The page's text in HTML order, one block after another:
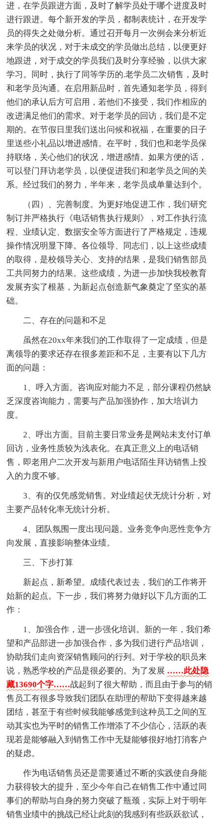
进，在学员跟进方面，及时了解学员处于哪个进度及时
进行跟进。每个新开发的学员，都制表统计，在开发学
员的得失之处做分析。通过召开每月一次例会来分析近
来学员的状况，对于未成交的学员做出总结，以便更好
地跟进，对于成交的学员我们及时分享经验，以供大家
学习。同时，执行了同等学历的.老学员二次销售，及时
和老学员沟通。在启用新品时，首先通知老学员，得到
他们的承认后方可启用，若他们不接受，我们作相应的
改进满足他们的需求。对于老学员的回访，我们是不定
期的。在节假日里我们送出问候和祝福，在重要的日子
里送些小礼品以增进感情。在平时，我们也和老学员保
持联络，关心他们的状况，增进感情。如果方便的话，
可以登门拜访老学员，以便促进我们和老学员之间的关
系。经过我们的努力，半年来，老学员成单量达到个。
（四）、完善制度。为更好地促进工作，我们研究
制订并严格执行《电话销售执行规则》，对工作执行流
程、业绩认定、数据安全等方面进行了严格规定，违规
操作情况明显下降。各位领导、同志们，以上这些成绩
的取得，是校领导关心、支持的结果，是我们销售部员
工共同努力的结果。这些成绩，为进一步加快我校教育
发展夯实了根基，为新起点创造新气象奠定了坚实的基
础。
二、存在的问题和不足
虽然在20xx年来我们的工作取得了一定成绩，但是
离领导的要求还存在很多差距和不足，主要有以下几方
面的问题：
1、呼入方面。咨询应对能力不足，部分课程仍然缺
乏深度咨询能力，需要与产品加强协作，加大培训力
度。
2、呼出方面。目前主要日常业务是网站未支付订单
回访，业务性质较为浅表化。在真正意义上的电话销
售，即老用户二次开发与新用户电话陌生拜访销售上投
入的力度不够。
3、有的仅凭感觉销售。对业绩起伏无统计分析，对
主要产品转化率无统计分析。
4、团队氛围一度出现问题。业务竞争向恶性竞争方
向发展，直接影响整体业绩。
三、下步打算
新起点，新希望。成绩代表过去，我们的工作将开
始新的起点。下一步，我们将努力做好以下几方面的工
作：
1、加强合作，进一步强化培训。新的一年，我们希
望和产品部进一步加强合作，多为我们进行产品培训，
协助我们走向资深销售顾问的行列。对于学校的职员来
说，熟悉学校的产品是很必要的。为了发展 ……此处隐
藏13690个字……战起到了很大帮助，而且由于参与的销
售员工有很多导致我们团队在助理的帮助下变得越来越
团结，甚至于有些时候我能够感觉到这种员工之间的互
动其实也为平时的销售工作增添了不少信心，活跃的表
现若是能够融入到销售工作中无疑能够很好地打消客户
的疑虑。
作为电话销售员还是需要通过不断的实践使自身能
力获得较大的提升，至少今年自己在销售工作中通过同
事们的帮助与自身的努力突破了瓶颈，实际上对于明年
销售业绩中的挑战已经让此刻的我感到有些跃跃欲试，